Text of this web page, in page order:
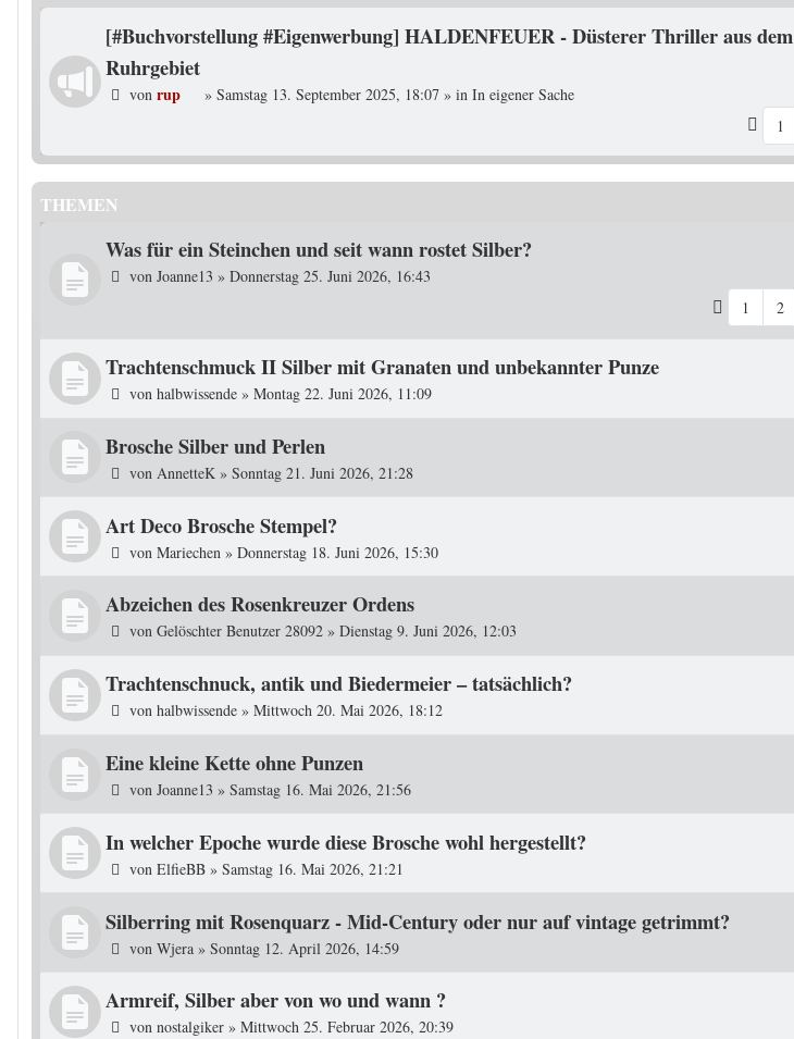
[#Buchvorstellung #Eigenwerbung] HALDENFEUER - Düsterer Thriller aus dem
Ruhrgebiet
von rup » Samstag 13. September 2025, 18:07 » in In eigener Sache
1
THEMEN
Was für ein Steinchen und seit wann rostet Silber?
von Joanne13 » Donnerstag 25. Juni 2026, 16:43
1
2
Trachtenschmuck II Silber mit Granaten und unbekannter Punze
von halbwissende » Montag 22. Juni 2026, 11:09
Brosche Silber und Perlen
von AnnetteK » Sonntag 21. Juni 2026, 21:28
Art Deco Brosche Stempel?
von Mariechen » Donnerstag 18. Juni 2026, 15:30
Abzeichen des Rosenkreuzer Ordens
von Gelöschter Benutzer 28092 » Dienstag 9. Juni 2026, 12:03
Trachtenschnuck, antik und Biedermeier – tatsächlich?
von halbwissende » Mittwoch 20. Mai 2026, 18:12
Eine kleine Kette ohne Punzen
von Joanne13 » Samstag 16. Mai 2026, 21:56
In welcher Epoche wurde diese Brosche wohl hergestellt?
von ElfieBB » Samstag 16. Mai 2026, 21:21
Silberring mit Rosenquarz - Mid-Century oder nur auf vintage getrimmt?
von Wjera » Sonntag 12. April 2026, 14:59
Armreif, Silber aber von wo und wann ?
von nostalgiker » Mittwoch 25. Februar 2026, 20:39